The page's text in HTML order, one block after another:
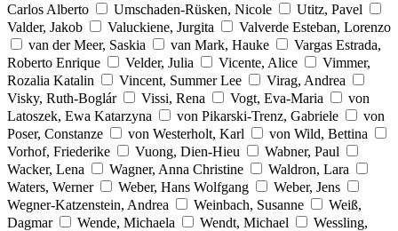
Carlos Alberto
Umschaden-Rüsken, Nicole
Utitz, Pavel
Valder, Jakob
Valuckiene, Jurgita
Valverde Esteban, Lorenzo
van der Meer, Saskia
van Mark, Hauke
Vargas Estrada,
Roberto Enrique
Velder, Julia Vicente, Alice
Vimmer,
Rozalia Katalin
Vincent, Summer Lee
Virag, Andrea
Visky, Ruth-Boglár
Vissi, Rena Vogt, Eva-Maria
von
Latoszek, Ewa Katarzyna
von Pikarski-Trenz, Gabriele
von
Poser, Constanze
von Westerholt, Karl
von Wild, Bettina
Vorhof, Friederike
Vuong, Dien-Hieu
Wabner, Paul
Wacker, Lena
Wagner, Anna Christine
Waldron, Lara
Waters, Werner
Weber, Hans Wolfgang
Weber, Jens
Wegner-Katzenstein, Andrea
Weinbach, Susanne
Weiß,
Dagmar
Wende, Michaela Wendt, Michael
Wessling,